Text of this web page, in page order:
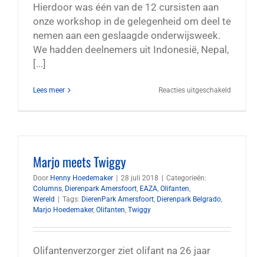
Hierdoor was één van de 12 cursisten aan
onze workshop in de gelegenheid om deel te
nemen aan een geslaagde onderwijsweek.
We hadden deelnemers uit Indonesië, Nepal,
[...]
Lees meer Reacties uitgeschakeld
Marjo meets Twiggy
Door Henny Hoedemaker | 28 juli 2018 | Categorieën:
Columns Dierenpark Amersfoort EAZA Olifanten
Wereld | Tags: DierenPark Amersfoort Dierenpark Belgrado
Marjo Hoedemaker, Olifanten Twiggy
Olifantenverzorger ziet olifant na 26 jaar